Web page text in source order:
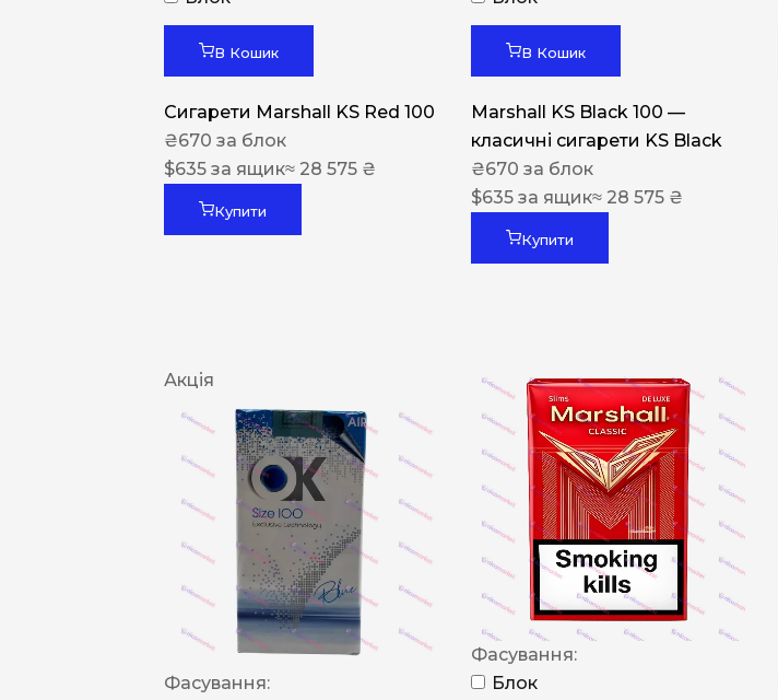
Nistru
Focus
De Santis
MONUS
NERO
NERO
Гуцульскі
Italian Blend 821
В Кошик
Сигарети Marshall KS Red 100
₴670 за блок
$635 за ящик≈ 28 575 ₴
Купити
В Кошик
Marshall KS Black 100 —
класичні сигарети KS Black
₴670 за блок
$635 за ящик≈ 28 575 ₴
Купити
Акція
Фасування:
Фасування:
Блок